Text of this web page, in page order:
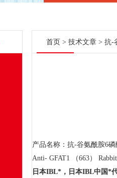
首页 > 技术文章 > 抗-
产品名称：抗-谷氨酰胺6磷
Anti- GFAT1 （663）
日本IBL*，日本IBL中国*